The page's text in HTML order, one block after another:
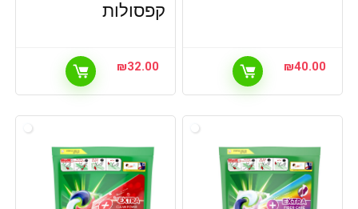
₪40.00
קפסולות
₪32.00